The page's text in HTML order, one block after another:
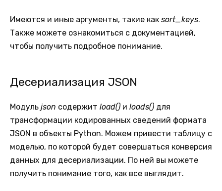
Имеются и иные аргументы, такие как sort_keys.
Также можете ознакомиться с документацией,
чтобы получить подробное понимание.
Десериализация JSON
Модуль json содержит load() и loads() для
трансформации кодированных сведений формата
JSON в объекты Python. Можем привести таблицу с
моделью, по которой будет совершаться конверсия
данных для десериализации. По ней вы можете
получить понимание того, как все выглядит.